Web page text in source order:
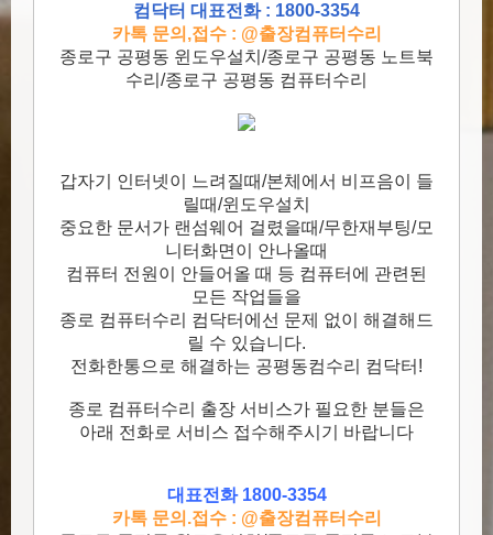
컴닥터 대표전화 : 1800-3354
카톡 문의,접수 : @출장컴퓨터수리
종로구 공평동 윈도우설치/종로구 공평동 노트북
수리/종로구 공평동 컴퓨터수리
갑자기 인터넷이 느려질때/본체에서 비프음이 들
릴때/윈도우설치
중요한 문서가 랜섬웨어 걸렸을때/무한재부팅/모
니터화면이 안나올때
컴퓨터 전원이 안들어올 때 등 컴퓨터에 관련된
모든 작업들을
종로 컴퓨터수리 컴닥터에선 문제 없이 해결해드
릴 수 있습니다.
전화한통으로 해결하는 공평동컴수리 컴닥터!
종로 컴퓨터수리 출장 서비스가 필요한 분들은
아래 전화로 서비스 접수해주시기 바랍니다
대표전화 1800-3354
카톡 문의.접수 : @출장컴퓨터수리